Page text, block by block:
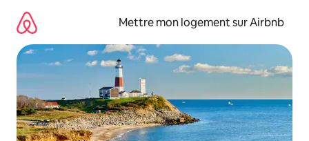
directement
contenu
Mettre mon logement sur Airbnb